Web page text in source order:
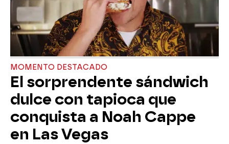
MOMENTO DESTACADO
El sorprendente sándwich
dulce con tapioca que
conquista a Noah Cappe
en Las Vegas